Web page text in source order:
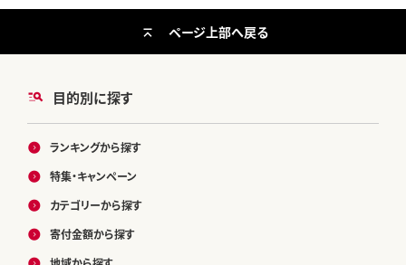
目的別に探す
ランキングから探す
特集・キャンペーン
カテゴリーから探す
寄付金額から探す
ページ上部へ戻る